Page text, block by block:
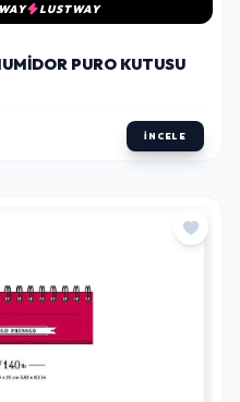
LUSTWAY
PURO KUTUSU
İNCELE